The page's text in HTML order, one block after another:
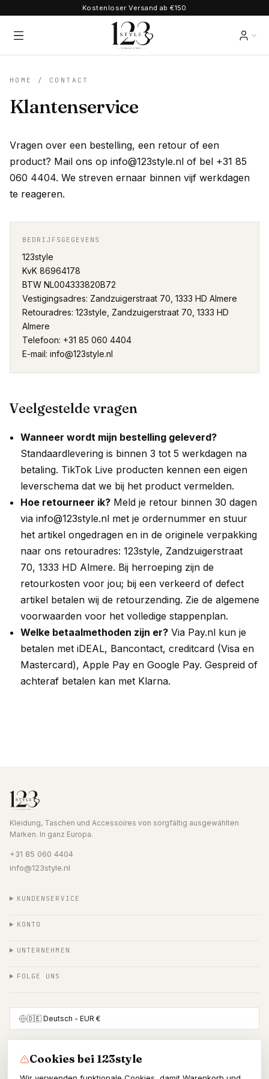
Kostenloser Versand ab €150
HOME / CONTACT
Klantenservice
Vragen over een bestelling, een retour of een
product? Mail ons op info@123style.nl of bel +31 85
060 4404. We streven ernaar binnen vijf werkdagen
te reageren.
BEDRIJFSGEGEVENS
123style
KvK 86964178
BTW NL004333820B72
Vestigingsadres: Zandzuigerstraat 70, 1333 HD Almere
Retouradres: 123style Zandzuigerstraat 70, 1333 HD
Almere
Telefoon: +31 85 060 4404
E-mail: info@123style.nl
Veelgestelde vragen
Wanneer wordt mijn bestelling geleverd?
Standaardlevering is binnen 3 tot 5 werkdagen na
betaling. TikTok Live producten kennen een eigen
leverschema dat we bij het product vermelden.
Hoe retourneer ik? Meld je retour binnen 30 dagen
via info@123style.nl met je ordernummer en stuur
het artikel ongedragen en in de originele verpakking
naar ons retouradres: 123style, Zandzuigerstraat
70, 1333 HD Almere. Bij herroeping zijn de
retourkosten voor jou; bij een verkeerd of defect
artikel betalen wij de retourzending. Zie de algemene
voorwaarden voor het volledige stappenplan.
Welke betaalmethoden zijn er? Via Pay.nl kun je
betalen met iDEAL, Bancontact, creditcard (Visa en
Mastercard), Apple Pay en Google Pay. Gespreid of
achteraf betalen kan met Klarna.
Kleidung, Taschen und Accessoires von sorgfältig ausgewählten
Marken. In ganz Europa.
+31 85 060 4404
info@123style.nl
KUNDENSERVICE
KONTO
UNTERNEHMEN
FOLGE UNS
🇩🇪 Deutsch - EUR €
SICHER BEZAHLEN MIT
Cookies bei 123style